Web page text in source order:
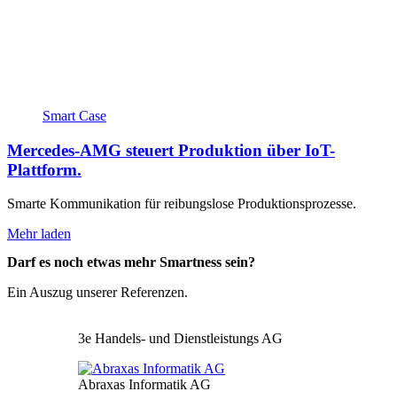
Smart Case
Mercedes-AMG steuert Produktion über IoT-
Plattform.
Smarte Kommunikation für reibungslose Produktionsprozesse.
Mehr laden
Darf es noch etwas mehr Smartness sein?
Ein Auszug unserer Referenzen.
3e Handels- und Dienstleistungs AG
Abraxas Informatik AG